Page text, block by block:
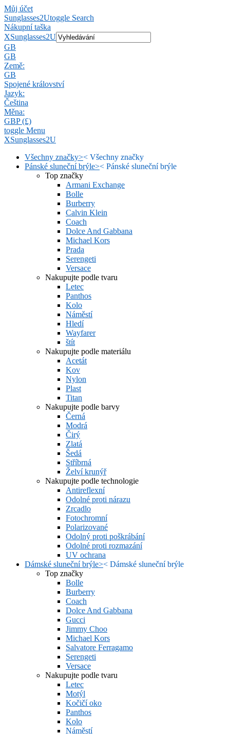
Můj účet
Sunglasses2Utoggle Search
Nákupní taška
XSunglasses2U
GB
GB
Země:
GB
Spojené království
Jazyk:
Čeština
Měna:
GBP (£)
toggle Menu
XSunglasses2U
Všechny značky>< Všechny značky
Pánské sluneční brýle>< Pánské sluneční brýle
Top značky
Armani Exchange
Bolle
Burberry
Calvin Klein
Coach
Dolce And Gabbana
Michael Kors
Prada
Serengeti
Versace
Nakupujte podle tvaru
Letec
Panthos
Kolo
Náměstí
Hledí
Wayfarer
štít
Nakupujte podle materiálu
Acetát
Kov
Nylon
Plast
Titan
Nakupujte podle barvy
Černá
Modrá
Čirý
Zlatá
Šedá
Stříbrná
Želví krunýř
Nakupujte podle technologie
Antireflexní
Odolné proti nárazu
Zrcadlo
Fotochromní
Polarizované
Odolný proti poškrábání
Odolné proti rozmazání
UV ochrana
Dámské sluneční brýle>< Dámské sluneční brýle
Top značky
Bolle
Burberry
Coach
Dolce And Gabbana
Gucci
Jimmy Choo
Michael Kors
Salvatore Ferragamo
Serengeti
Versace
Nakupujte podle tvaru
Letec
Motýl
Kočičí oko
Panthos
Kolo
Náměstí